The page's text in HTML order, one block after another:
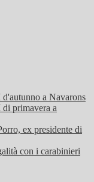
a Navarons
primavera a
ex presidente di
con i carabinieri